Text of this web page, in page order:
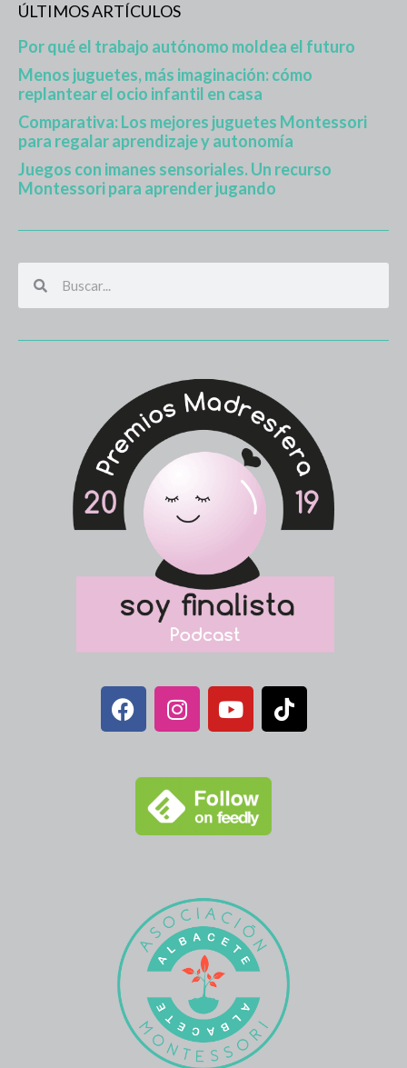
ÚLTIMOS ARTÍCULOS
Por qué el trabajo autónomo moldea el futuro
Menos juguetes, más imaginación: cómo
replantear el ocio infantil en casa
Comparativa: Los mejores juguetes Montessori
para regalar aprendizaje y autonomía
Juegos con imanes sensoriales. Un recurso
Montessori para aprender jugando